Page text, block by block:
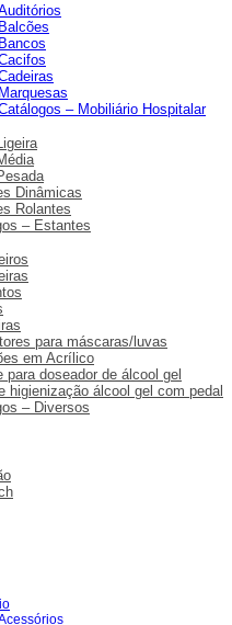
Balcões
Bancos
Marquesas
– Mobiliário Hospitalar
Dinâmicas
Rolantes
– Estantes
para máscaras/luvas
em Acrílico
para doseador de álcool gel
higienização álcool gel com pedal
– Diversos